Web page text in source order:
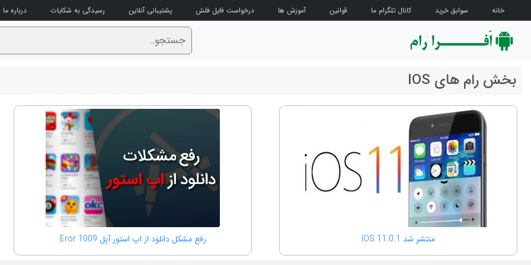
خانه سوابق خرید کانال تلگرام ما قوانین آموزش ها درخواست فایل فلش پشتیبانی آنلاین رسیدگی به شکایات درباره ما
بخش رام های IOS
منتشر شد IOS 11.0.1 رفع مشکل دانلود از اپ استور آپل Eror 1009